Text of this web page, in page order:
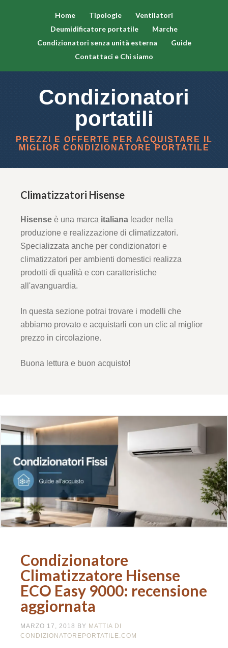
Home Tipologie
Ventilatori
Deumidificatore portatile
Marche
Condizionatori senza unità esterna
Guide
Contattaci e Chi siamo
Condizionatori
portatili
PREZZI E OFFERTE PER ACQUISTARE IL
MIGLIOR CONDIZIONATORE PORTATILE
Climatizzatori Hisense
Hisense è una marca italiana leader nella
produzione e realizzazione di climatizzatori.
Specializzata anche per condizionatori e
climatizzatori per ambienti domestici realizza
prodotti di qualità e con caratteristiche
all'avanguardia.
In questa sezione potrai trovare i modelli che
abbiamo provato e acquistarli con un clic al miglior
prezzo in circolazione.
Buona lettura e buon acquisto!
Condizionatore
Climatizzatore Hisense
ECO Easy 9000: recensione
aggiornata
MARZO 17, 2018 BY MATTIA DI
CONDIZIONATOREPORTATILE.COM